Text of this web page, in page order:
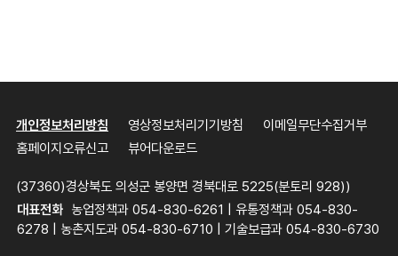
개인정보처리방침 영상정보처리기기방침
이메일무단수집거부
홈페이지오류신고
뷰어다운로드
(37360)경상북도 의성군 봉양면 경북대로 5225(분토리 928))
대표전화 농업정책과 054-830-6261 | 유통정책과 054-830-
6278 | 농촌지도과 054-830-6710 | 기술보급과 054-830-6730